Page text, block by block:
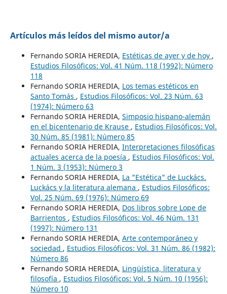
Artículos más leídos del mismo autor/a
Fernando SORIA HEREDIA, Estéticas de ayer y de hoy ,
Estudios Filosóficos: Vol. 41 Núm. 118 (1992): Número
118
Fernando SORIA HEREDIA, Los temas estéticos en
Santo Tomás , Estudios Filosóficos: Vol. 23 Núm. 63
(1974): Número 63
Fernando SORIA HEREDIA, Simposio hispano-alemán
en el bicentenario de Krause , Estudios Filosóficos: Vol.
30 Núm. 85 (1981): Número 85
Fernando SORIA HEREDIA, Interpretaciones filosóficas
actuales acerca de la poesía , Estudios Filosóficos: Vol.
1 Núm. 3 (1953): Número 3
Fernando SORIA HEREDIA, La "Estética" de Luckács.
Luckács y la literatura alemana , Estudios Filosóficos:
Vol. 25 Núm. 69 (1976): Número 69
Fernando SORIA HEREDIA, Dos libros sobre Lope de
Barrientos , Estudios Filosóficos: Vol. 46 Núm. 131
(1997): Número 131
Fernando SORIA HEREDIA, Arte contemporáneo y
sociedad , Estudios Filosóficos: Vol. 31 Núm. 86 (1982):
Número 86
Fernando SORIA HEREDIA, Lingüística, literatura y
filosofía , Estudios Filosóficos: Vol. 5 Núm. 10 (1956):
Número 10